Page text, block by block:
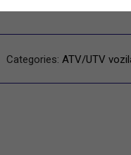
Categories: ATV/UTV